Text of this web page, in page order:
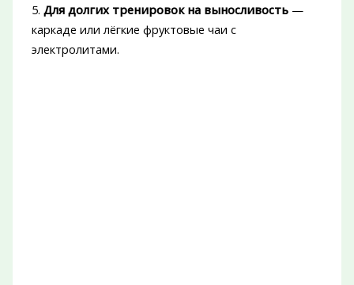
5. Для долгих тренировок на выносливость—
каркаде или лёгкие фруктовые чаи с
электролитами.